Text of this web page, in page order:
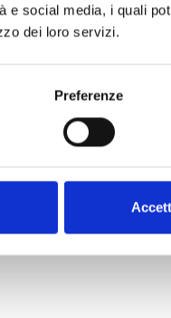
e social media, i quali
dei loro servizi.
Preferenze
funções de EVAC
ESPECIFICAÇÕES